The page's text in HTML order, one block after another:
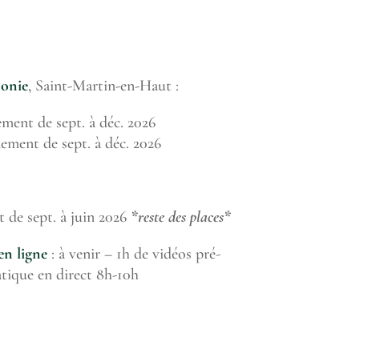
, Saint-Martin-en-Haut :
de sept. à déc. 2026
de sept. à déc. 2026
de sept. à juin 2026 *reste des places*
ligne : à venir – 1h de vidéos pré-
en direct 8h-10h